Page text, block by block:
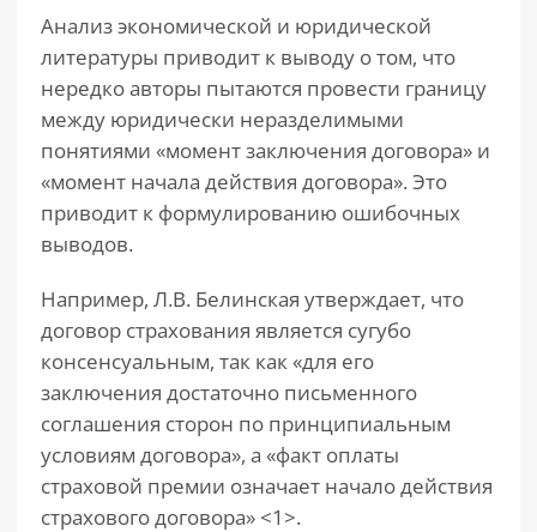
Анализ экономической и юридической
литературы приводит к выводу о том, что
нередко авторы пытаются провести границу
между юридически неразделимыми
понятиями «момент заключения договора» и
«момент начала действия договора». Это
приводит к формулированию ошибочных
выводов.
Например, Л.В. Белинская утверждает, что
договор страхования является сугубо
консенсуальным, так как «для его
заключения достаточно письменного
соглашения сторон по принципиальным
условиям договора», а «факт оплаты
страховой премии означает начало действия
страхового договора» <1>.